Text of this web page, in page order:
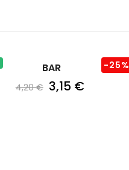
BAR
4,20 €
-25%
3,15 €